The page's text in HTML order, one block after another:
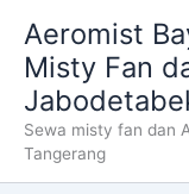
content
Aeromist
Misty Fan
Sewa misty fan dan
Tangerang